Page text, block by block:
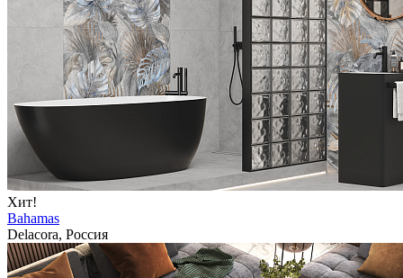
Хит!
Bahamas
Delacora, Россия